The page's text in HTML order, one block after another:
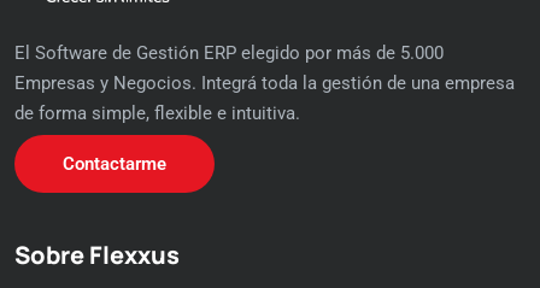
El Software de Gestión ERP elegido por más de 5.000
Empresas y Negocios. Integrá toda la gestión de una empresa
de forma simple, flexible e intuitiva.
Contactarme
Sobre Flexxus